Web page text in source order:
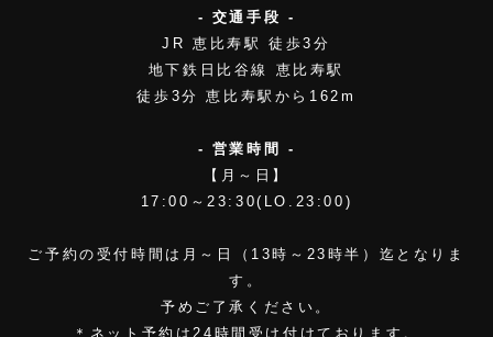
- 交通手段 -
JR 恵比寿駅 徒歩3分
地下鉄日比谷線 恵比寿駅
徒歩3分 恵比寿駅から162m
- 営業時間 -
【月～日】
17:00～23:30(LO.23:00)
ご予約の受付時間は月～日（13時～23時半）迄となりま
す。
予めご了承ください。
＊ネット予約は24時間受け付けております。